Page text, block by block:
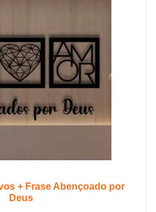
+ Frase Abençoado por
Deus